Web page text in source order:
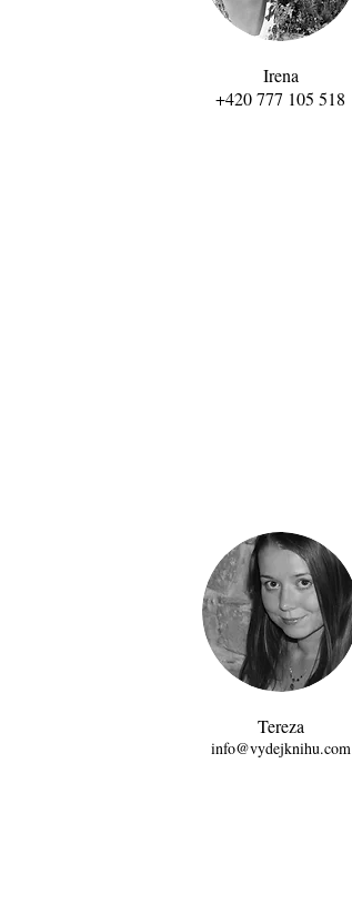
Irena
+420 777 105 518
Tereza
info@vydejknihu.com